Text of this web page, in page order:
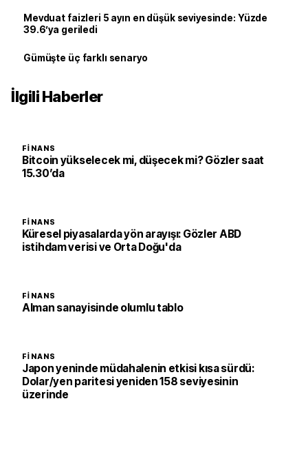
Mevduat faizleri 5 ayın en düşük seviyesinde: Yüzde
39.6’ya geriledi
Gümüşte üç farklı senaryo
İlgili Haberler
FINANS
Bitcoin yükselecek mi, düşecek mi? Gözler saat
15.30’da
FINANS
Küresel piyasalarda yön arayışı: Gözler ABD
istihdam verisi ve Orta Doğu'da
FINANS
Alman sanayisinde olumlu tablo
FINANS
Japon yeninde müdahalenin etkisi kısa sürdü:
Dolar/yen paritesi yeniden 158 seviyesinin
üzerinde